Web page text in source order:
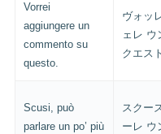
Vorrei
aggiungere un
commento su
questo.
ヴォッ
ェレ ウ
クエスト
Scusi, può
parlare un po’ più
スクー
ーレ ウ